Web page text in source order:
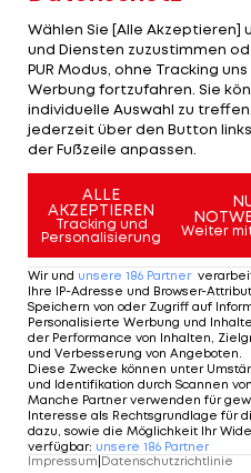
Während man in
Vertragsverlängerung
letzten Wochen Fragen
aus. Noch ist nicht
ich werde sie
erklärte der Bayern-
Wählen Sie [Alle Akzeptieren]
und Diensten zuzustimmen
PUR Modus, ohne Tracking
Werbung fortzufahren. Sie
individuelle Auswahl zu
jederzeit über den Button
der Fußzeile anpassen.
ALLE
AKZEPTIEREN
Tracking und
Personalisierung
Weiter
Wir und unsere 186 Partner
Ihre IP-Adresse und Browser-
Speichern von oder Zugriff auf
Personalisierte Werbung und
der Performance von Inhalten,
und Verbesserung von Angeboten
Diese Zwecke können unter
und Identifikation durch Scannen
Manche Partner verwenden für
Interesse als Rechtsgrundlage für
dazu, sowie die Möglichkeit Ihr
verfügbar: unsere 186 Partner
Impressum|Datenschutzrichtlinie